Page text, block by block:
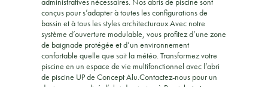
conçus pour s’adapter à toutes les configurations de
bassin et à tous les styles architecturaux.Avec notre
système d’ouverture modulable, vous profitez d’une zone
de baignade protégée et d’un environnement
confortable quelle que soit la météo. Transformez votre
piscine en un espace de vie multifonctionnel avec l’abri
de piscine UP de Concept Alu.Contactez-nous pour un